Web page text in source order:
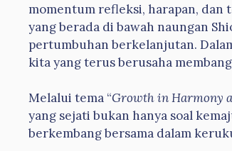
momentum refleksi, harapan, dan
yang berada di bawah naungan
pertumbuhan berkelanjutan.
kita yang terus berusaha
Melalui tema “Growth in Harmony
yang sejati bukan hanya soal
berkembang bersama dalam